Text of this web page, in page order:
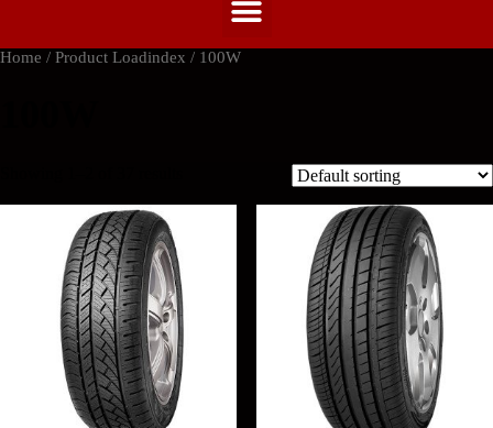
Home / Product Loadindex / 100W